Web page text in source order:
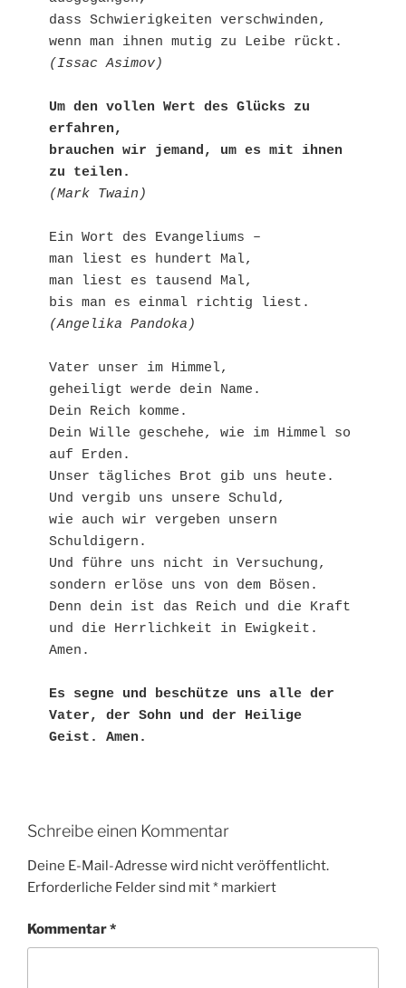
dass Schwierigkeiten verschwinden,
(Issac Asimov)
Um den vollen Wert des Glücks zu
erfahren,
brauchen wir jemand, um es mit ihnen
zu teilen.
(Mark Twain)
Ein Wort des Evangeliums –
man liest es hundert Mal,
man liest es tausend Mal,
(Angelika Pandoka)
Vater unser im Himmel,
geheiligt werde dein Name.
Dein Reich komme.
Dein Wille geschehe, wie im Himmel so
auf Erden.
Unser tägliches Brot gib uns heute.
Und vergib uns unsere Schuld,
wie auch wir vergeben unsern
Schuldigern.
Und führe uns nicht in Versuchung,
sondern erlöse uns von dem Bösen.
Denn dein ist das Reich und die Kraft
und die Herrlichkeit in Ewigkeit.
Amen.
Es segne und beschütze uns alle der
Vater, der Sohn und der Heilige
Geist. Amen.
Schreibe einen Kommentar
Deine E-Mail-Adresse wird nicht veröffentlicht.
Erforderliche Felder sind mit* markiert
Kommentar*